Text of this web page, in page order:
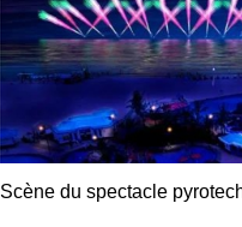
Scène du spectacle